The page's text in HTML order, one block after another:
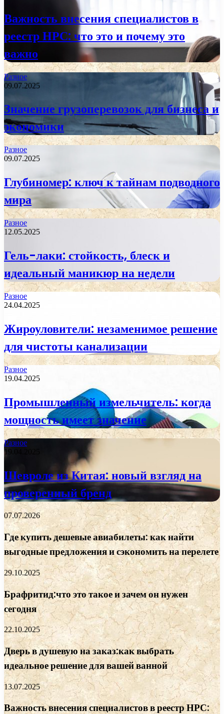
Важность внесения специалистов в
реестр НРС: что это и почему это
важно
Разное
09.07.2025
Значение грузоперевозок для бизнеса и
экономики
Разное
09.07.2025
Глубиномер: ключ к тайнам подводного
мира
Разное
12.05.2025
Гель-лаки: стойкость, блеск и
идеальный маникюр на недели
Разное
24.04.2025
Жироуловители: незаменимое решение
для чистоты канализации
Разное
19.04.2025
Промышленный измельчитель: когда
мощность имеет значение
Разное
19.04.2025
Шевроле из Китая: новый взгляд на
проверенный бренд
07.07.2026
Где купить дешевые авиабилеты: как найти
выгодные предложения и сэкономить на перелете
29.10.2025
Брафритид:что это такое и зачем он нужен
сегодня
22.10.2025
Дверь в душевую на заказ:как выбрать
идеальное решение для вашей ванной
13.07.2025
Важность внесения специалистов в реестр НРС: